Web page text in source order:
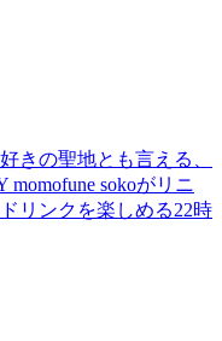
きの聖地とも言える、
sokoがリニ
リンクを楽しめる22時